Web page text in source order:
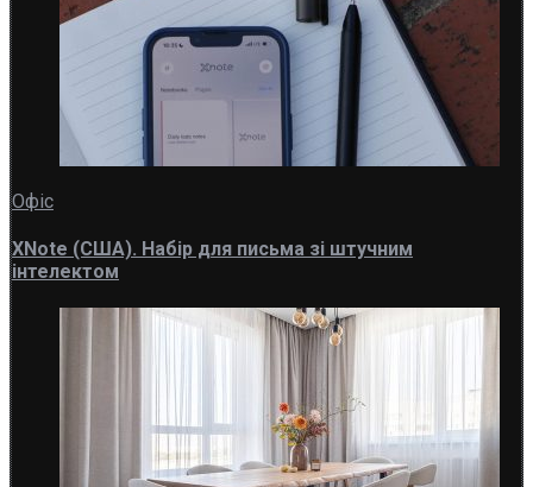
Офіс
XNote (США). Набір для письма зі штучним
інтелектом